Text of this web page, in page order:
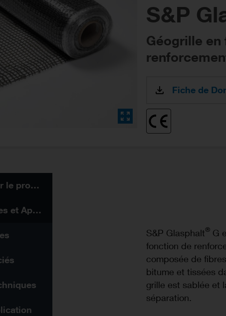
S&P
Géogrille
Fiche de
Information sur le produit
Caractéristiques et Applications
S&P Glasphalt®G
fonction de
composée de
bitume et tissées
grille est sablée et
séparation.